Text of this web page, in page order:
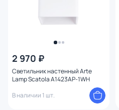
2 970 ₽
Светильник настенный Arte
Lamp Scatola A1423AP-1WH
В наличии 1 шт.